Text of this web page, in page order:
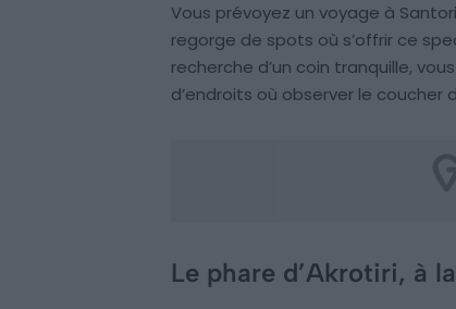
Vous prévoyez un voyage à
regorge de spots où s’offrir ce
recherche d’un coin tranquille,
d’endroits où observer le coucher
Le phare d’Akrotiri, à